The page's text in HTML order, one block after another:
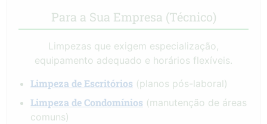
Para a Sua Empresa (Técnico)
Limpezas que exigem especialização,
equipamento adequado e horários flexíveis.
Limpeza de Escritórios (planos pós-laboral)
Limpeza de Condomínios (manutenção de áreas
comuns)